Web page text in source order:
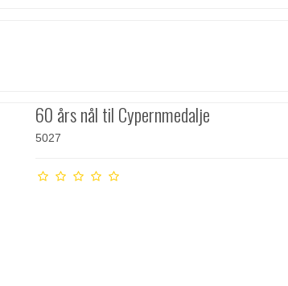
60 års nål til Cypernmedalje
5027